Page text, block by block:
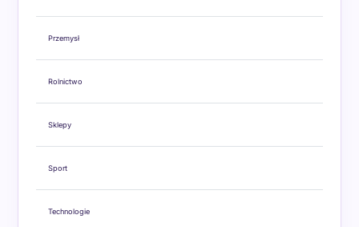
Przemysł
Rolnictwo
Sklepy
Sport
Technologie